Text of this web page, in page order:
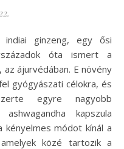
óta ismert a
ájurvédában. E növény
gyógyászati célokra, és
egyre nagyobb
kapszula
módot kínál a
közé tartozik a